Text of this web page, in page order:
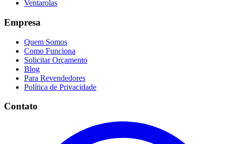
Ventarolas
Empresa
Quem Somos
Como Funciona
Solicitar Orçamento
Blog
Para Revendedores
Política de Privacidade
Contato